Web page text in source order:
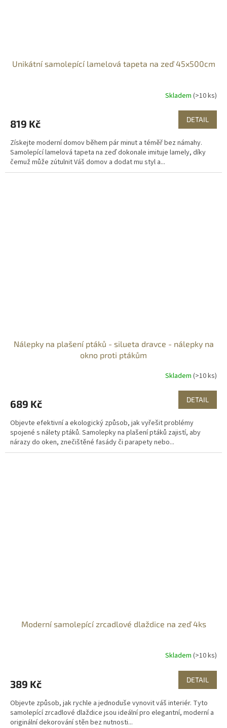
Unikátní samolepící lamelová tapeta na zeď 45x500cm
Skladem (>10 ks)
819 Kč DETAIL
Získejte moderní domov během pár minut a téměř bez námahy.
Samolepící lamelová tapeta na zeď dokonale imituje lamely, díky
čemuž může zútulnit Váš domov a dodat mu styl a...
Nálepky na plašení ptáků - silueta dravce - nálepky na
okno proti ptákům
Skladem (>10 ks)
689 Kč DETAIL
Objevte efektivní a ekologický způsob, jak vyřešit problémy
spojené s nálety ptáků. Samolepky na plašení ptáků zajistí, aby
nárazy do oken, znečištěné fasády či parapety nebo...
Moderní samolepící zrcadlové dlaždice na zeď 4ks
Skladem (>10 ks)
389 Kč DETAIL
Objevte způsob, jak rychle a jednoduše vynovit váš interiér. Tyto
samolepící zrcadlové dlaždice jsou ideální pro elegantní, moderní a
originální dekorování stěn bez nutnosti...